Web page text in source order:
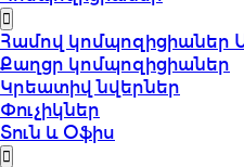
Համով կոմպոզիցիաներ
Քաղցր կոմպոզիցիաներ
Կրեատիվ նվերներ
Փուչիկներ
Տուն և Օֆիս